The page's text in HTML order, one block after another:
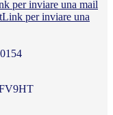
per inviare una mail
Link per inviare una